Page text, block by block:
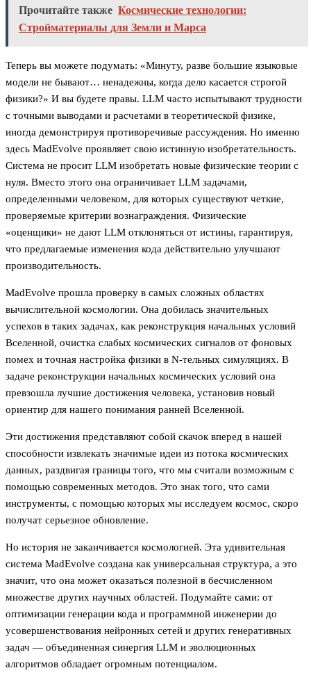
Прочитайте также Космические технологии:
Стройматериалы для Земли и Марса
Теперь вы можете подумать: «Минуту, разве большие языковые
модели не бывают… ненадежны, когда дело касается строгой
физики?» И вы будете правы. LLM часто испытывают трудности
с точными выводами и расчетами в теоретической физике,
иногда демонстрируя противоречивые рассуждения. Но именно
здесь MadEvolve проявляет свою истинную изобретательность.
Система не просит LLM изобретать новые физические теории с
нуля. Вместо этого она ограничивает LLM задачами,
определенными человеком, для которых существуют четкие,
проверяемые критерии вознаграждения. Физические
«оценщики» не дают LLM отклоняться от истины, гарантируя,
что предлагаемые изменения кода действительно улучшают
производительность.
MadEvolve прошла проверку в самых сложных областях
вычислительной космологии. Она добилась значительных
успехов в таких задачах, как реконструкция начальных условий
Вселенной, очистка слабых космических сигналов от фоновых
помех и точная настройка физики в N-тельных симуляциях. В
задаче реконструкции начальных космических условий она
превзошла лучшие достижения человека, установив новый
ориентир для нашего понимания ранней Вселенной.
Эти достижения представляют собой скачок вперед в нашей
способности извлекать значимые идеи из потока космических
данных, раздвигая границы того, что мы считали возможным с
помощью современных методов. Это знак того, что сами
инструменты, с помощью которых мы исследуем космос, скоро
получат серьезное обновление.
Но история не заканчивается космологией. Эта удивительная
система MadEvolve создана как универсальная структура, а это
значит, что она может оказаться полезной в бесчисленном
множестве других научных областей. Подумайте сами: от
оптимизации генерации кода и программной инженерии до
усовершенствования нейронных сетей и других генеративных
задач — объединенная синергия LLM и эволюционных
алгоритмов обладает огромным потенциалом.